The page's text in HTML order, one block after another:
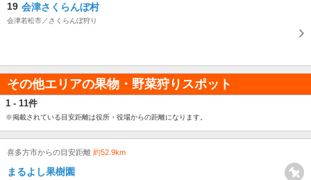
19 会津さくらんぼ村
会津若松市／さくらんぼ狩り
その他エリアの果物・野菜狩りスポット
1 - 11件
※掲載されている目安距離は役所・役場からの距離になります。
喜多方市からの目安距離 約52.9km
まるよし果樹園